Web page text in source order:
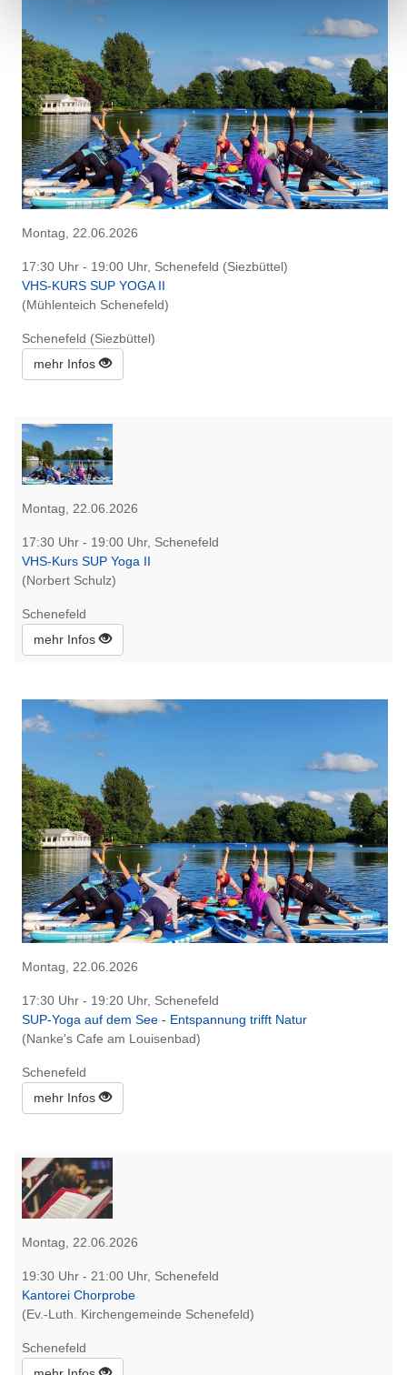
Montag, 22.06.2026
17:30 Uhr - 19:00 Uhr, Schenefeld (Siezbüttel)
VHS-KURS SUP YOGA II
(Mühlenteich Schenefeld)
Schenefeld (Siezbüttel)
mehr Infos
Montag, 22.06.2026
17:30 Uhr - 19:00 Uhr, Schenefeld
VHS-Kurs SUP Yoga II
(Norbert Schulz)
Schenefeld
mehr Infos
Montag, 22.06.2026
17:30 Uhr - 19:20 Uhr, Schenefeld
SUP-Yoga auf dem See - Entspannung trifft Natur
(Nanke's Cafe am Louisenbad)
Schenefeld
mehr Infos
Montag, 22.06.2026
19:30 Uhr - 21:00 Uhr, Schenefeld
Kantorei Chorprobe
(Ev.-Luth. Kirchengemeinde Schenefeld)
Schenefeld